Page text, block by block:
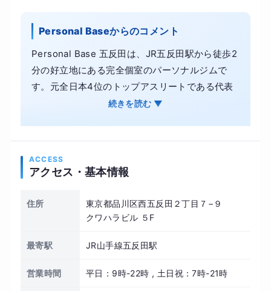
Personal Baseからのコメント
Personal Base 五反田は、JR五反田駅から徒歩2
分の好立地にある完全個室のパーソナルジムで
す。元全日本4位のトップアスリートである代表
トレーナーが、ダイエットやボディメイク、産後
は異なり、身体と心のベースを整える豊富なメニ
ウェア完備で手ぶら通いが可能なほか、お子様連
れでの入室や、追加料金なしでのペアトレーニン
られる環境が整っています。
続きを読む ▼
ACCESS
アクセス・基本情報
住所
東京都品川区西五反田２丁目７−９
クワハラビル ５F
最寄駅 JR山手線五反田駅
営業時間 平日：9時-22時 , 土日祝：7時-21時